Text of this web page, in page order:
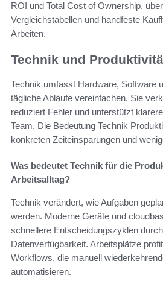
ROI und Total Cost of Ownership,
Vergleichstabellen und handfeste
Arbeiten.
Technik und
Technik umfasst Hardware, Software
tägliche Abläufe vereinfachen. Sie
reduziert Fehler und unterstützt
Team. Die Bedeutung Technik
konkreten Zeiteinsparungen und
Was bedeutet Technik für die
Arbeitsalltag?
Technik verändert, wie Aufgaben
werden. Moderne Geräte und
schnellere Entscheidungszyklen
Datenverfügbarkeit. Arbeitsplätze
Workflows, die manuell
automatisieren.